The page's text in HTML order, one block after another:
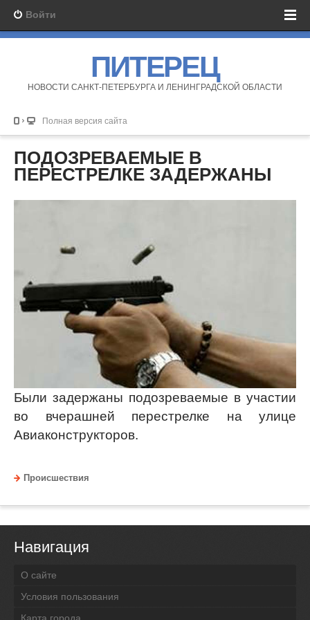
Войти
ПИТЕРЕЦ
НОВОСТИ САНКТ-ПЕТЕРБУРГА И ЛЕНИНГРАДСКОЙ ОБЛАСТИ
Полная версия сайта
ПОДОЗРЕВАЕМЫЕ В
ПЕРЕСТРЕЛКЕ ЗАДЕРЖАНЫ
Были задержаны подозреваемые в участии
во вчерашней перестрелке на улице
Авиаконструкторов.
Происшествия
Навигация
О сайте
Условия пользования